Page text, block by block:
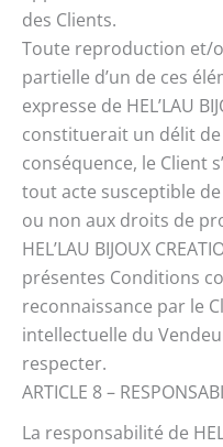
des Clients.
Toute reproduction et/
partielle d’un de ces
expresse de HEL’LAU
constituerait un délit
conséquence, le Client
tout acte susceptible
ou non aux droits de
HEL’LAU BIJOUX
présentes Conditions
reconnaissance par le
intellectuelle du
respecter.
ARTICLE 8 –
La responsabilité de